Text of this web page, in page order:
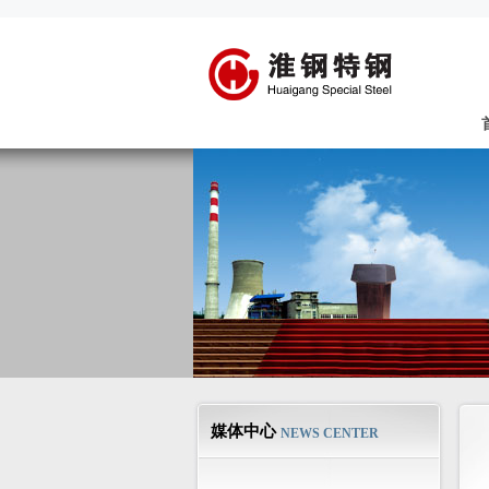
媒体中心 NEWS CENTER